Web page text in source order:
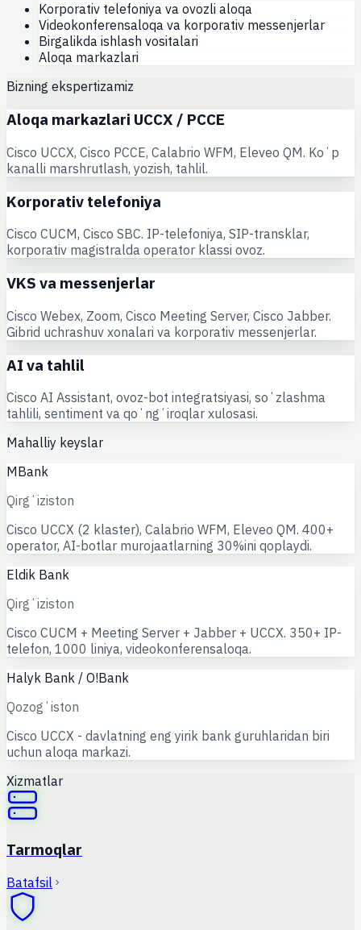
Korporativ telefoniya va ovozli aloqa
Videokonferensaloqa va korporativ messenjerlar
Birgalikda ishlash vositalari
Aloqa markazlari
Bizning ekspertizamiz
Aloqa markazlari UCCX / PCCE
Cisco UCCX, Cisco PCCE, Calabrio WFM, Eleveo QM. Koʻp
kanalli marshrutlash, yozish, tahlil.
Korporativ telefoniya
Cisco CUCM, Cisco SBC. IP-telefoniya, SIP-transklar,
korporativ magistralda operator klassi ovoz.
VKS va messenjerlar
Cisco Webex, Zoom, Cisco Meeting Server, Cisco Jabber.
Gibrid uchrashuv xonalari va korporativ messenjerlar.
AI va tahlil
Cisco AI Assistant, ovoz-bot integratsiyasi, soʻzlashma
tahlili, sentiment va qoʻngʻiroqlar xulosasi.
Mahalliy keyslar
MBank
Qirgʻiziston
Cisco UCCX (2 klaster), Calabrio WFM, Eleveo QM. 400+
operator, AI-botlar murojaatlarning 30%ini qoplaydi.
Eldik Bank
Qirgʻiziston
Cisco CUCM + Meeting Server + Jabber + UCCX. 350+ IP-
telefon, 1000 liniya, videokonferensaloqa.
Halyk Bank / O!Bank
Qozogʻiston
Cisco UCCX - davlatning eng yirik bank guruhlaridan biri
uchun aloqa markazi.
Xizmatlar
Tarmoqlar
Batafsil